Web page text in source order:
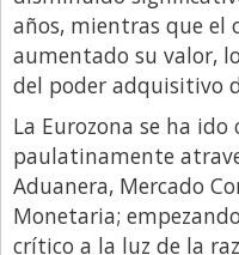
Responsabilidad Social
Salidas
Santa Fe
Show Business
Sociedad
Tecnología
años, mientras que el
aumentado su valor,
del poder adquisitivo
La Eurozona se ha
paulatinamente
Aduanera, Mercado
Monetaria;
crítico a la luz de la